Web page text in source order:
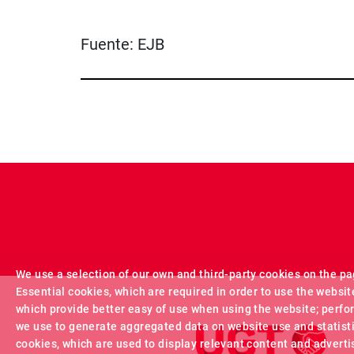
We use a selection of our own and third-party cookies on the
Essential cookies, which are required in order to use the
which provide better easy of use when using the website;
we use to generate aggregated data on website use and
cookies, which are used to display relevant content and
Fuente: EJB